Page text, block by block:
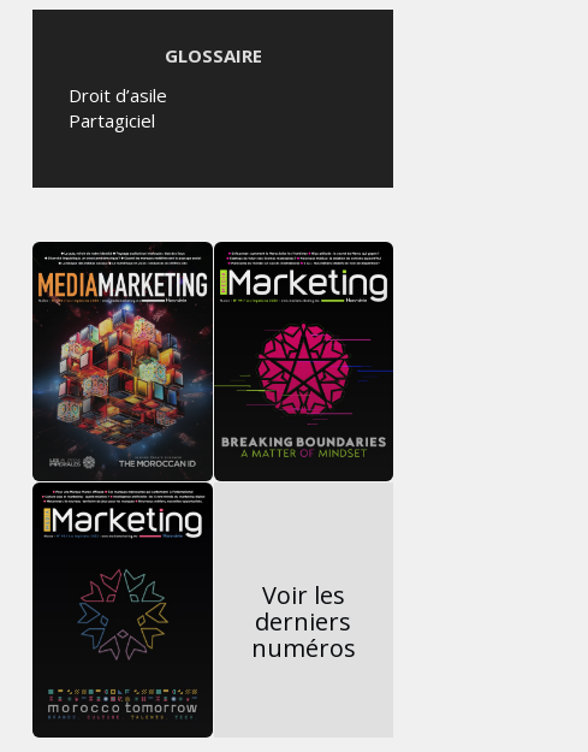
GLOSSAIRE
Droit d’asile
Partagiciel
Voir les
derniers
numéros